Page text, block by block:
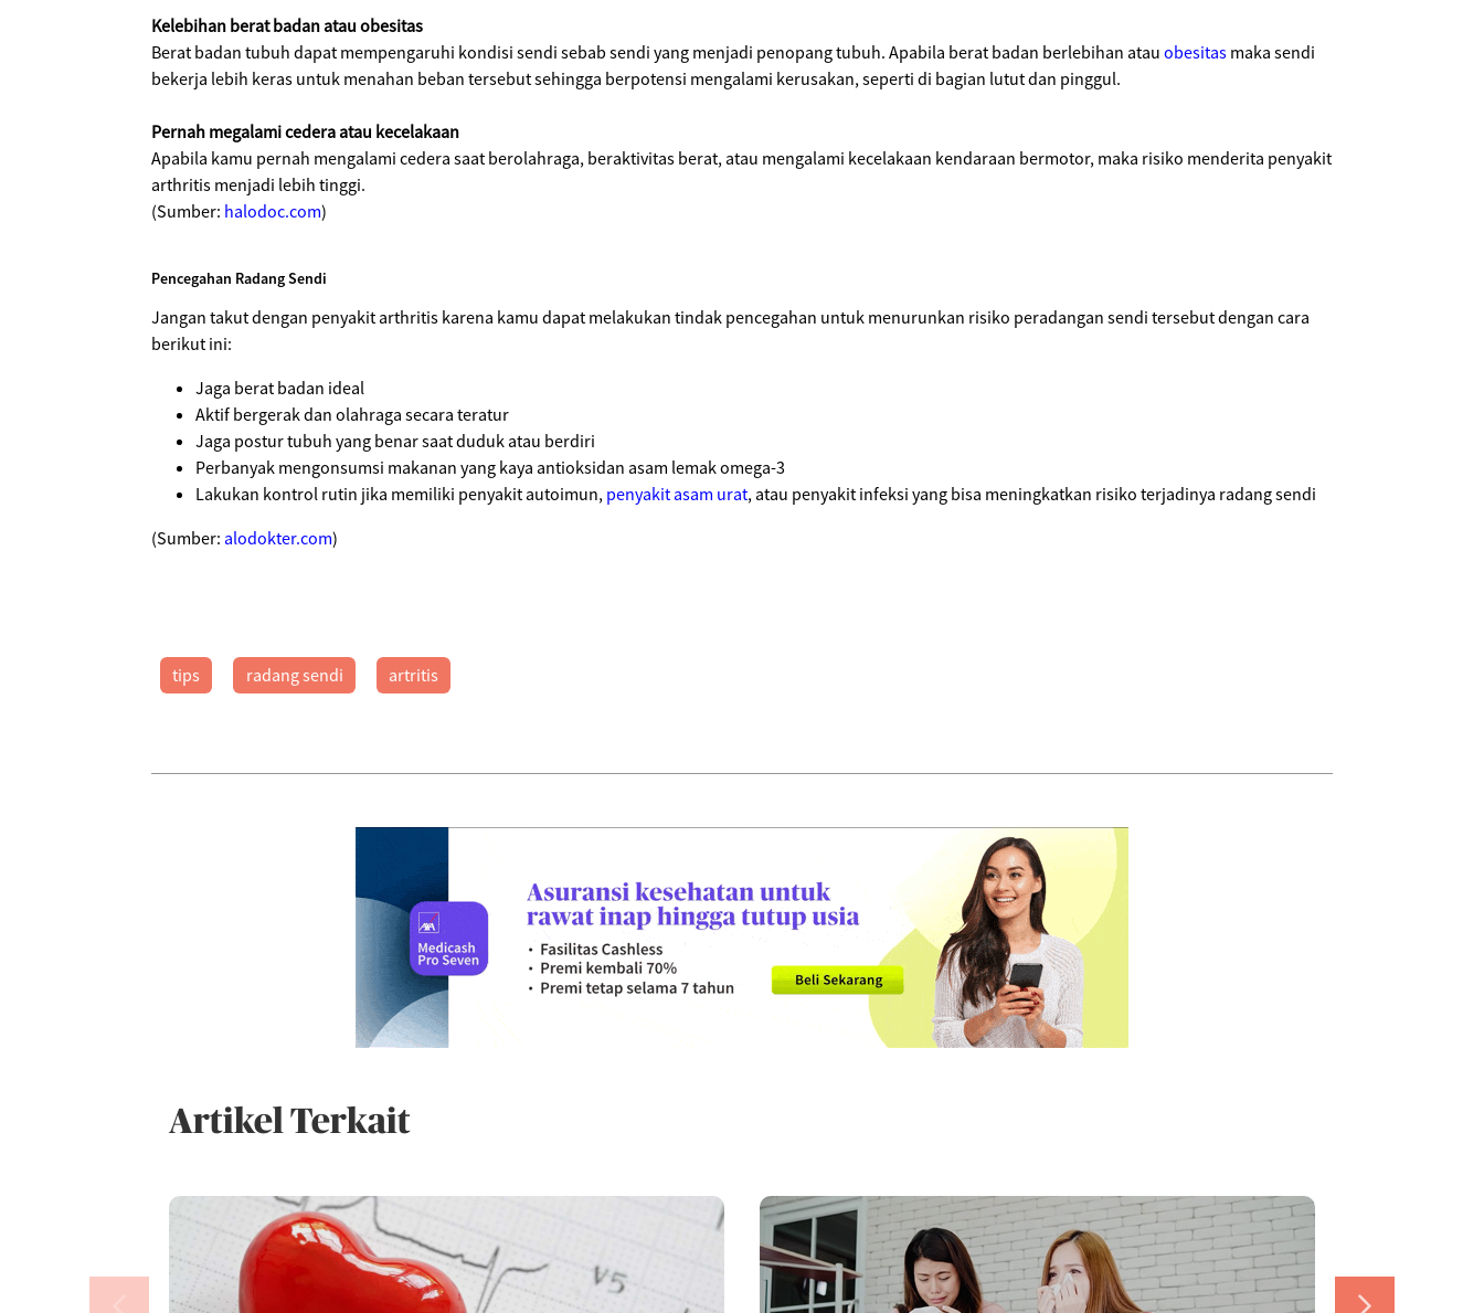
Kelebihan berat badan atau obesitas
Berat badan tubuh dapat mempengaruhi kondisi sendi sebab sendi yang menjadi penopang tubuh. Apabila berat badan berlebihan atau obesitas maka sendi
bekerja lebih keras untuk menahan beban tersebut sehingga berpotensi mengalami kerusakan, seperti di bagian lutut dan pinggul.
Pernah megalami cedera atau kecelakaan
Apabila kamu pernah mengalami cedera saat berolahraga, beraktivitas berat, atau mengalami kecelakaan kendaraan bermotor, maka risiko menderita penyakit
arthritis menjadi lebih tinggi.
(Sumber: halodoc.com)
Pencegahan Radang Sendi
Jangan takut dengan penyakit arthritis karena kamu dapat melakukan tindak pencegahan untuk menurunkan risiko peradangan sendi tersebut dengan cara
berikut ini:
Jaga berat badan ideal
Aktif bergerak dan olahraga secara teratur
Jaga postur tubuh yang benar saat duduk atau berdiri
Perbanyak mengonsumsi makanan yang kaya antioksidan asam lemak omega-3
Lakukan kontrol rutin jika memiliki penyakit autoimun, penyakit asam urat, atau penyakit infeksi yang bisa meningkatkan risiko terjadinya radang sendi
(Sumber: alodokter.com)
tips radang sendi artritis
Artikel Terkait